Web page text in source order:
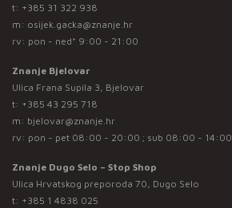
t: +385 31 322 938
m: osijek.gacka@znanje.hr
rv: pon - ned* 9:00 - 21:00
Znanje Bjelovar
Ulica Frana Supila 3, Bjelovar
t: +385 43 295 718
m: bjelovar@znanje.hr
rv: pon - pet 08:00 - 20:00 ; sub 08:00 - 14:00
Znanje Dugo Selo – Stop Shop
Ulica Hrvatskog preporoda 70, Dugo Selo
t: +385 1 4838 025